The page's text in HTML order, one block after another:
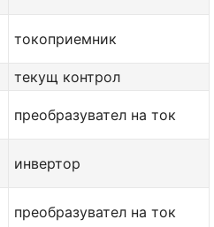
токоприемник
текущ контрол
преобразувател на ток
инвертор
преобразувател на ток